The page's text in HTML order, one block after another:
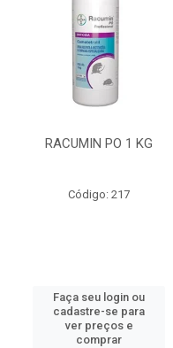
RACUMIN PO 1 KG
Código: 217
Faça seu login ou
cadastre-se para
ver preços e
comprar